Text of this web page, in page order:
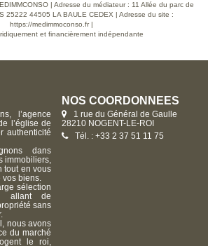
| Adresse du médiateur : 11 Allée du parc de
25222 44505 LA BAULE CEDEX | Adresse du site :
https://medimmoconso.fr|
et financièrement indépendante
l’agence
l’église de
authenticité
dans
immobiliers,
tout en vous
vos biens.
sélection
allant de
sans
nous avons
du marché
le roi,
NOS COORDONNÉES
1 rue du Général de Gaulle
28210 NOGENT-LE-ROI
Tél. : +33 2 37 51 11 75